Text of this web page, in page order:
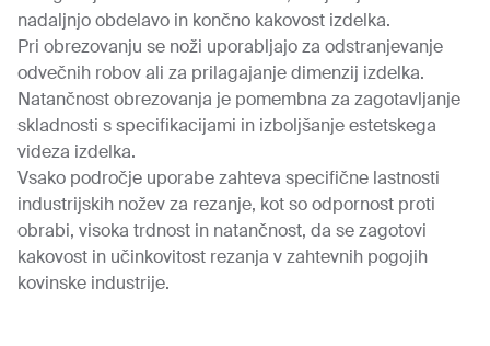
nadaljnjo obdelavo in končno kakovost izdelka.
Pri obrezovanju se noži uporabljajo za odstranjevanje
odvečnih robov ali za prilagajanje dimenzij izdelka.
Natančnost obrezovanja je pomembna za zagotavljanje
skladnosti s specifikacijami in izboljšanje estetskega
videza izdelka.
Vsako področje uporabe zahteva specifične lastnosti
industrijskih nožev za rezanje, kot so odpornost proti
obrabi, visoka trdnost in natančnost, da se zagotovi
kakovost in učinkovitost rezanja v zahtevnih pogojih
kovinske industrije.